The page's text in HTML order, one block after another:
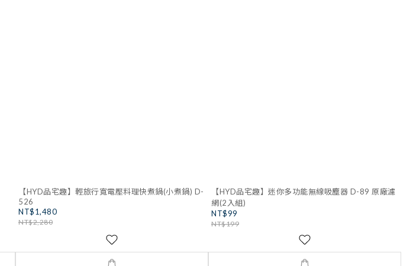
【HYD品宅趣】輕旅行寬電壓料理快煮鍋(小煮鍋) D-
526
NT$1,480
NT$2,280
【HYD品宅趣】迷你多功能無線吸塵器 D-89 原廠濾
網(2入組)
NT$99
NT$199